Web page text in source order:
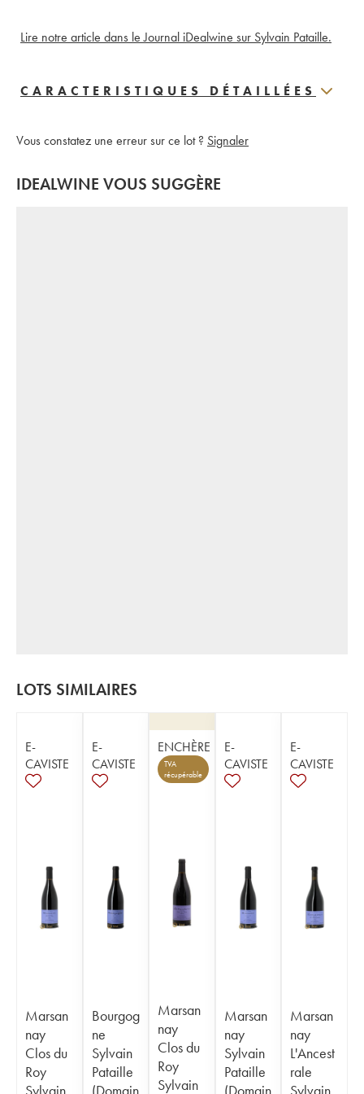
Lire notre article dans le Journal iDealwine sur Sylvain Pataille.
CARACTERISTIQUES DÉTAILLÉES
Vous constatez une erreur sur ce lot ? Signaler
IDEALWINE VOUS SUGGÈRE
LOTS SIMILAIRES
E-
CAVISTE
Marsan
nay
Clos du
Roy
Sylvain
E-
CAVISTE
Bourgog
ne
Sylvain
Pataille
(Domain
ENCHÈRE
TVA
récupérable
Marsan
nay
Clos du
Roy
Sylvain
E-
CAVISTE
Marsan
nay
Sylvain
Pataille
(Domain
E-
CAVISTE
Marsan
nay
L'Ancest
rale
Sylvain